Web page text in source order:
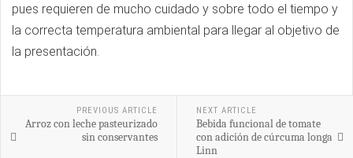
pues requieren de mucho cuidado y sobre todo el tiempo y
la correcta temperatura ambiental para llegar al objetivo de
la presentación.
PREVIOUS ARTICLE
Arroz con leche pasteurizado
sin conservantes
NEXT ARTICLE
Bebida funcional de tomate
con adición de cúrcuma longa
Linn